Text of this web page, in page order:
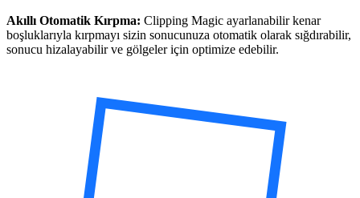
Akıllı Otomatik Kırpma: Clipping Magic ayarlanabilir kenar
boşluklarıyla kırpmayı sizin sonucunuza otomatik olarak sığdırabilir,
sonucu hizalayabilir ve gölgeler için optimize edebilir.